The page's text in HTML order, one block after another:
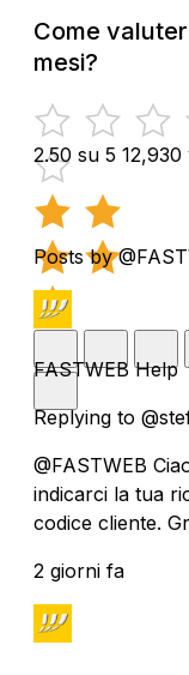
Come
mesi?
2.50 su 5 12,930
Posts by
FASTWEB Help
Replying to
@FASTWEB
indicarci la tua
codice cliente.
2 giorni fa